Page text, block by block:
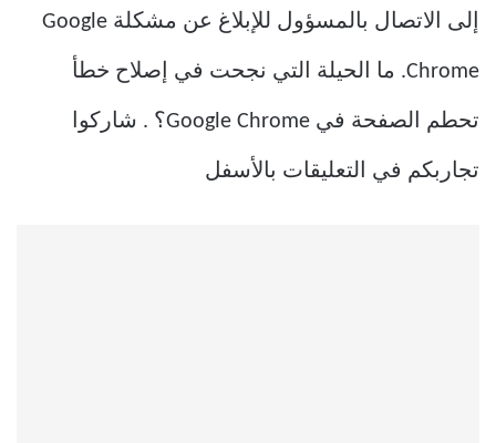
إلى الاتصال بالمسؤول للإبلاغ عن مشكلة Google
Chrome. ما الحيلة التي نجحت في إصلاح خطأ
تحطم الصفحة في Google Chrome؟ . شاركوا
تجاربكم في التعليقات بالأسفل